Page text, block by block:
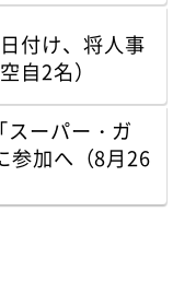
付け、将人事
自2名）
ーパー・ガ
参加へ（8月26